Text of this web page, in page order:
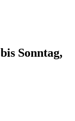
bis Sonntag,